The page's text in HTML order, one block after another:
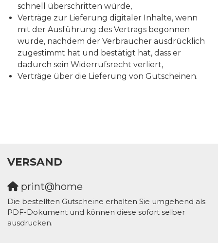
schnell überschritten würde,
Verträge zur Lieferung digitaler Inhalte, wenn
mit der Ausführung des Vertrags begonnen
wurde, nachdem der Verbraucher ausdrücklich
zugestimmt hat und bestätigt hat, dass er
dadurch sein Widerrufsrecht verliert,
Verträge über die Lieferung von Gutscheinen.
VERSAND
print@home
Die bestellten Gutscheine erhalten Sie umgehend als
PDF-Dokument und können diese sofort selber
ausdrucken.